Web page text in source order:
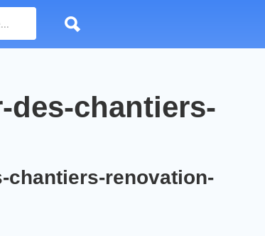
des-chantiers-
chantiers-renovation-